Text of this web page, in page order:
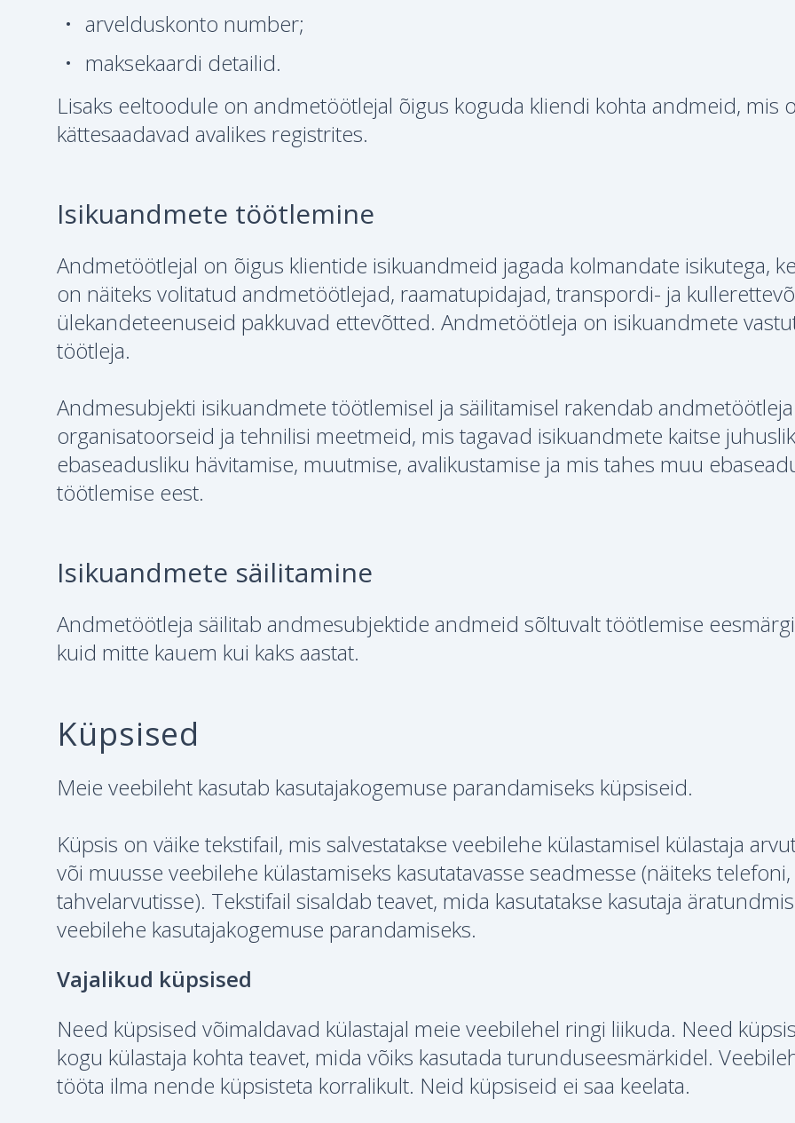
arvelduskonto number;
maksekaardi detailid.
Lisaks eeltoodule on andmetöötlejal õigus koguda kliendi kohta andmeid, mis
kättesaadavad avalikes registrites.
Isikuandmete töötlemine
Andmetöötlejal on õigus klientide isikuandmeid jagada kolmandate isikutega,
on näiteks volitatud andmetöötlejad, raamatupidajad, transpordi- ja
ülekandeteenuseid pakkuvad ettevõtted. Andmetöötleja on isikuandmete
töötleja.
Andmesubjekti isikuandmete töötlemisel ja säilitamisel rakendab andmetöötleja
organisatoorseid ja tehnilisi meetmeid, mis tagavad isikuandmete kaitse
ebaseadusliku hävitamise, muutmise, avalikustamise ja mis tahes muu
töötlemise eest.
Isikuandmete säilitamine
Andmetöötleja säilitab andmesubjektide andmeid sõltuvalt töötlemise
kuid mitte kauem kui kaks aastat.
Küpsised
Meie veebileht kasutab kasutajakogemuse parandamiseks küpsiseid.
Küpsis on väike tekstifail, mis salvestatakse veebilehe külastamisel külastaja
või muusse veebilehe külastamiseks kasutatavasse seadmesse (näiteks telefoni,
tahvelarvutisse). Tekstifail sisaldab teavet, mida kasutatakse kasutaja
veebilehe kasutajakogemuse parandamiseks.
Vajalikud küpsised
Need küpsised võimaldavad külastajal meie veebilehel ringi liikuda. Need
kogu külastaja kohta teavet, mida võiks kasutada turunduseesmärkidel.
tööta ilma nende küpsisteta korralikult. Neid küpsiseid ei saa keelata.